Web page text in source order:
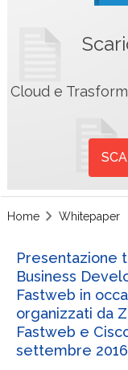
Cloud e
Home Whitepaper
Presentazione
Business
Fastweb in
organizzati da
Fastweb e
settembre